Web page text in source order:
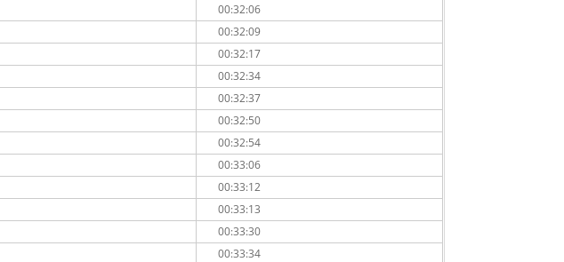
00:32:06
00:32:09
00:32:17
00:32:34
00:32:37
00:32:50
00:32:54
00:33:06
00:33:12
00:33:13
00:33:30
00:33:34